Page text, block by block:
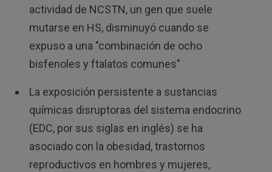
actividad de NCSTN, un gen que suele
mutarse en HS, disminuyó cuando se
expuso a una "combinación de ocho
bisfenoles y ftalatos comunes"
La exposición persistente a sustancias
químicas disruptoras del sistema endocrino
(EDC, por sus siglas en inglés) se ha
asociado con la obesidad, trastornos
reproductivos en hombres y mujeres,